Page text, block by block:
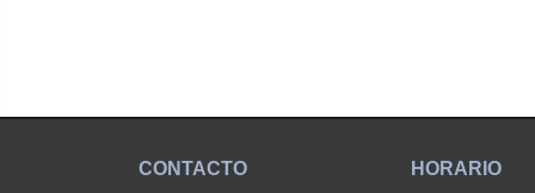
CONTACTO HORARIO